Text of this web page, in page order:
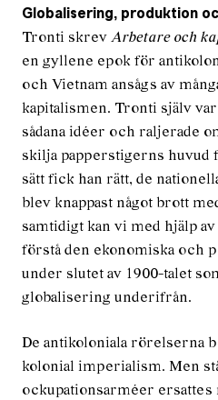
Globalisering, produktion
Tronti skrev Arbetare och
en gyllene epok för
och Vietnam ansågs av
kapitalismen. Tronti själv
sådana idéer och raljerade
skilja papperstigerns huvud
sätt fick han rätt, de
blev knappast något brott
samtidigt kan vi med hjälp
förstå den ekonomiska och
under slutet av 1900-talet
globalisering underifrån.
De antikoloniala rörelserna
kolonial imperialism. Men
ockupationsarméer ersattes